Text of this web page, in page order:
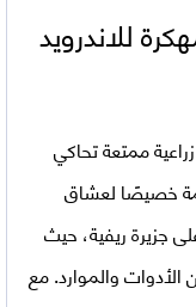
للاندرويد
ممتعة تحاكي
خصيصًا لعشاق
جزيرة ريفية، حيث
والموارد. مع